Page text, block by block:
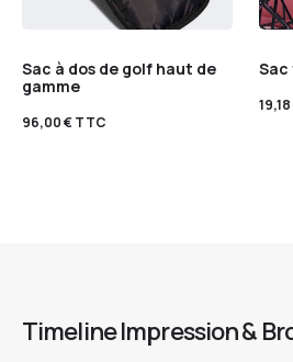
Sac à dos de golf haut de
gamme
96,00€TTC
Sac
19,18
Timeline Impression &